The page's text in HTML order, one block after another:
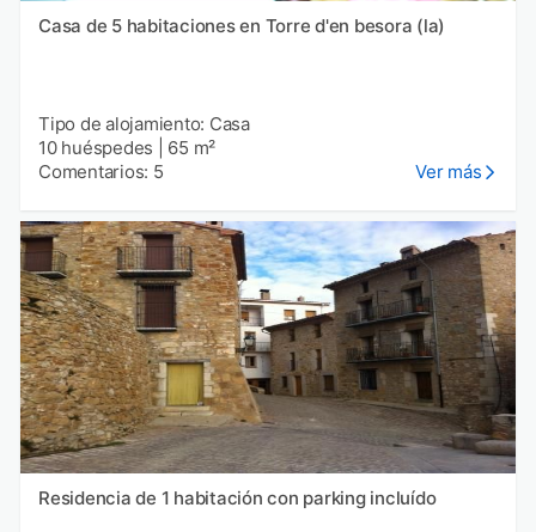
Casa de 5 habitaciones en Torre d'en besora (la)
Tipo de alojamiento: Casa
10 huéspedes
65 m²
Comentarios: 5
Ver más
Residencia de 1 habitación con parking incluído